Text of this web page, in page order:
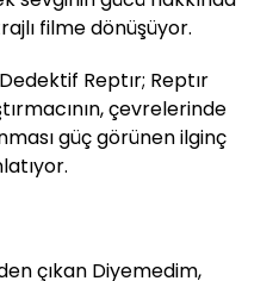
filme dönüşüyor.
Reptır; Reptır
çevrelerinde
güç görünen ilginç
çıkan Diyemedim,